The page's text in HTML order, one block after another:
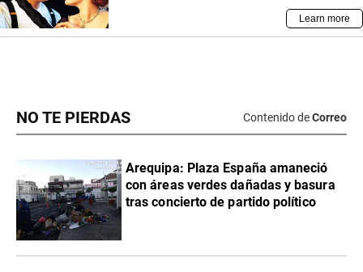
NO TE PIERDAS Contenido deCorreo
Arequipa: Plaza España amaneció
con áreas verdes dañadas y basura
tras concierto de partido político